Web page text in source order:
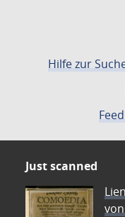
Hilfe zur
Just scanned